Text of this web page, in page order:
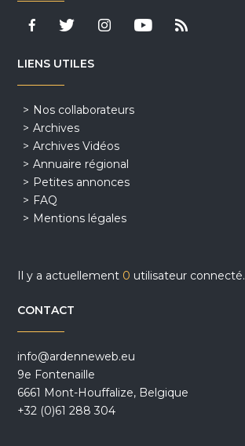
LIENS UTILES
Nos collaborateurs
Archives
Archives Vidéos
Annuaire régional
Petites annonces
FAQ
Mentions légales
Il y a actuellement 0 utilisateur connecté.
CONTACT
info@ardenneweb.eu
9e Fontenaille
6661 Mont-Houffalize, Belgique
+32 (0)61 288 304